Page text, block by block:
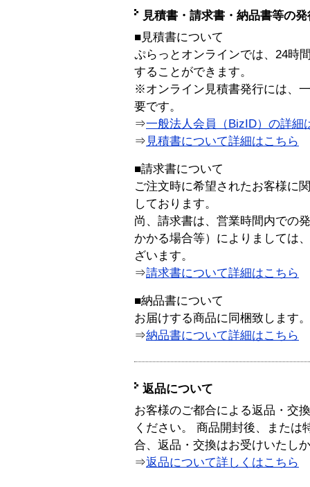
見積書・請求書・納品書等の
■見積書について
ぷらっとオンラインでは、24時
することができます。
※オンライン見積書発行には、
要です。
⇒一般法人会員（BizID）の詳細
⇒ 見積書について詳細はこちら
■請求書について
ご注文時に希望されたお客様に
しております。
尚、請求書は、営業時間内での
かかる場合等）によりましては
ざいます。
⇒請求書について詳細はこちら
■納品書について
お届けする商品に同梱致します。
⇒納品書について詳細はこちら
返品について
お客様のご都合による返品・交
ください。 商品開封後、または
合、返品・交換はお受けいたし
⇒返品について詳しくはこちら